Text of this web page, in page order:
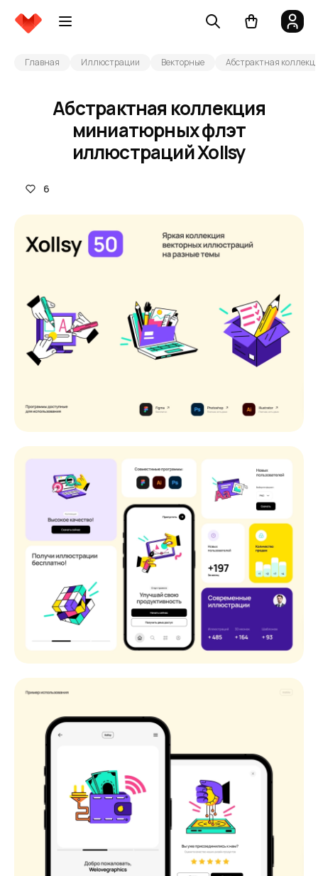
Главная Иллюстрации Векторные Абстрактная
Абстрактная коллекция
миниатюрных флэт
иллюстраций Xollsy
6